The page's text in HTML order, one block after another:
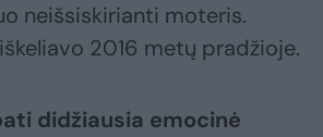
neišsiskirianti moteris.
2016 metų pradžioje.
didžiausia emocinė